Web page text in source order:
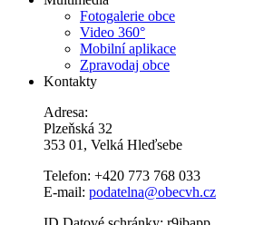
Fotogalerie obce
Video 360°
Mobilní aplikace
Zpravodaj obce
Kontakty
Adresa:
Plzeňská 32
353 01, Velká Hleďsebe
Telefon: +420 773 768 033
E-mail: podatelna@obecvh.cz